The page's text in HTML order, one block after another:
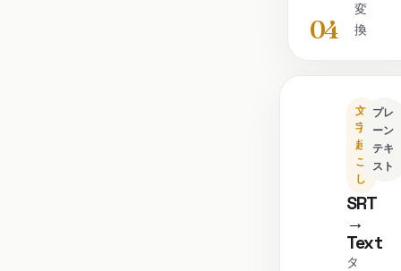
04
変
換
文
字
起
こ
し
SRT
→
Text
タ
プレ
ーン
テキ
スト